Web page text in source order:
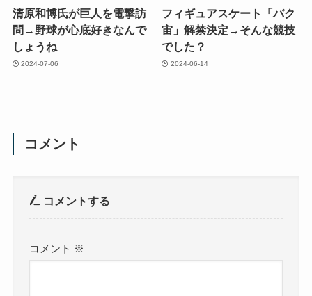
清原和博氏が巨人を電撃訪
問→野球が心底好きなんで
しょうね
2024-07-06
フィギュアスケート「バク
宙」解禁決定→そんな競技
でした？
2024-06-14
コメント
コメントする
コメント ※